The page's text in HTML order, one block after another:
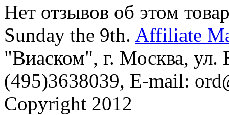
Нет отзывов об этом
Sunday the 9th. Affiliate
"Виаском", г. Москва, ул.
(495)3638039, E-mail:
Copyright 2012